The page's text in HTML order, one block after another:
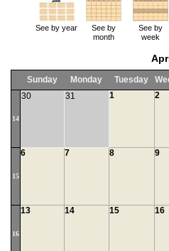
See by year
See by
month
See by
week
Sunday Monday Tuesday
14
30 31 1 2
15
6 7 8 9
16
13 14 15 16